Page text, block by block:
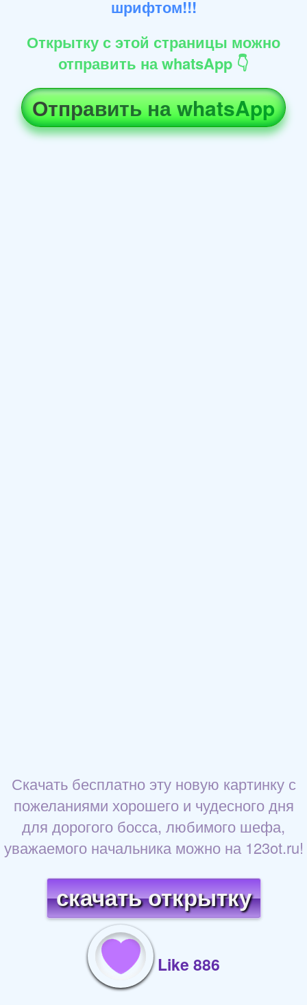
шрифтом!!!
Открытку с этой страницы можно
отправить на whatsApp 👇
Отправить на whatsApp
Скачать бесплатно эту новую картинку с
пожеланиями хорошего и чудесного дня
для дорогого босса, любимого шефа,
уважаемого начальника можно на 123ot.ru!
скачать открытку
Like 886